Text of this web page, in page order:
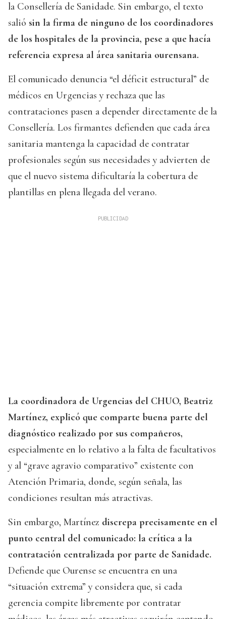
la Consellería de Sanidade. Sin embargo, el texto
salió sin la firma de ninguno de los coordinadores
de los hospitales de la provincia, pese a que hacía
referencia expresa al área sanitaria ourensana.
El comunicado denuncia “el déficit estructural” de
médicos en Urgencias y rechaza que las
contrataciones pasen a depender directamente de la
Consellería. Los firmantes defienden que cada área
sanitaria mantenga la capacidad de contratar
profesionales según sus necesidades y advierten de
que el nuevo sistema dificultaría la cobertura de
plantillas en plena llegada del verano.
La coordinadora de Urgencias del CHUO, Beatriz
Martínez, explicó que comparte buena parte del
diagnóstico realizado por sus compañeros,
especialmente en lo relativo a la falta de facultativos
y al “grave agravio comparativo” existente con
Atención Primaria, donde, según señala, las
condiciones resultan más atractivas.
Sin embargo, Martínez discrepa precisamente en el
punto central del comunicado: la crítica a la
contratación centralizada por parte de Sanidade.
Defiende que Ourense se encuentra en una
“situación extrema” y considera que, si cada
gerencia compite libremente por contratar